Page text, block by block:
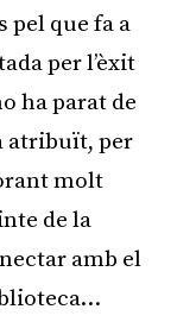
pel que fa a
per l’èxit
ha parat de
atribuït, per
molt
de la
amb el